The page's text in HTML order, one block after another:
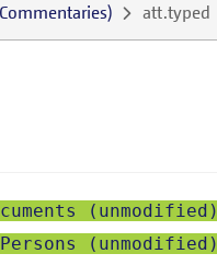
) att.typed
(unmodified)
(unmodified)